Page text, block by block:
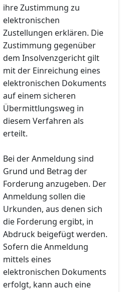
ihre Zustimmung zu
elektronischen
Zustellungen erklären. Die
Zustimmung gegenüber
dem Insolvenzgericht gilt
mit der Einreichung eines
elektronischen Dokuments
auf einem sicheren
Übermittlungsweg in
diesem Verfahren als
erteilt.
Bei der Anmeldung sind
Grund und Betrag der
Forderung anzugeben. Der
Anmeldung sollen die
Urkunden, aus denen sich
die Forderung ergibt, in
Abdruck beigefügt werden.
Sofern die Anmeldung
mittels eines
elektronischen Dokuments
erfolgt, kann auch eine